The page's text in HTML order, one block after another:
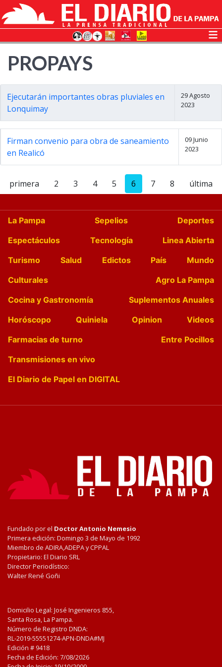
PROPAYS
Ejecutarán importantes obras pluviales en
Lonquimay
29 Agosto
2023
Firman convenio para obra de saneamiento
en Realicó
09 Junio
2023
primera 2 3 4 5 6 7 8 última
La Pampa Sepelios
Deportes
Espectáculos
Tecnología
Linea Abierta
Turismo
Salud Edictos País
Mundo
Culturales
Agro La Pampa
Cocina y Gastronomía
Suplementos Anuales
Horóscopo
Quiniela Opinion
Videos
Farmacias de turno
Entre Pocillos
Transmisiones en vivo
El Diario de Papel en DIGITAL
Fundado por el Doctor Antonio Nemesio
Primera edición: Domingo 3 de Mayo de 1992
Miembro de ADIRA,ADEPA y CPPAL
Propietario: El Diario SRL
Director Periodístico:
Walter René Goñi
Domicilio Legal: José Ingenieros 855,
Santa Rosa, La Pampa.
Número de Registro DNDA:
RL-2019-55551274-APN-DNDA#MJ
Edición # 9418
Fecha de Edición: 7/08/2026